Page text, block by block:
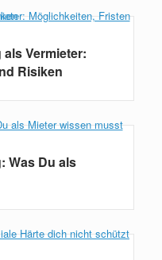
Vermieter:
Risiken
Was Du als